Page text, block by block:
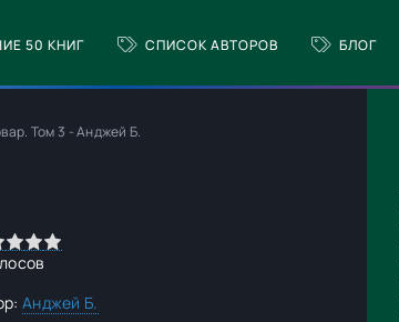
50 КНИГ СПИСОК АВТОРОВ БЛОГ
Том 3 - Анджей Б.
Анджей Б.